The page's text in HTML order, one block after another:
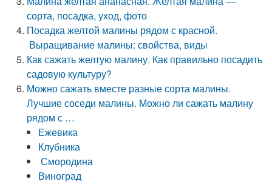
сорта, посадка, уход, фото
Посадка желтой малины рядом с красной.
Выращивание малины: свойства, виды
Как сажать желтую малину. Как правильно посадить
садовую культуру?
Можно сажать вместе разные сорта малины.
Лучшие соседи малины. Можно ли сажать малину
рядом с …
Ежевика
Клубника
Смородина
Виноград